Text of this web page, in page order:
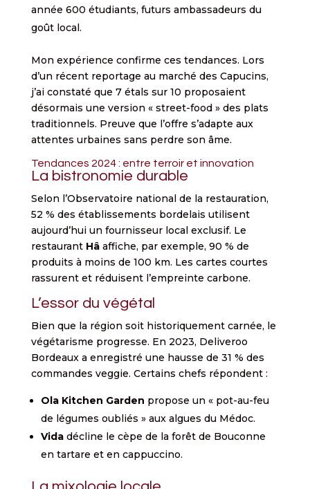
année 600 étudiants, futurs ambassadeurs du
goût local.
Mon expérience confirme ces tendances. Lors
d’un récent reportage au marché des Capucins,
j’ai constaté que 7 étals sur 10 proposaient
désormais une version « street-food » des plats
traditionnels. Preuve que l’offre s’adapte aux
attentes urbaines sans perdre son âme.
Tendances 2024 : entre terroir et innovation
La bistronomie durable
Selon l’Observatoire national de la restauration,
52 % des établissements bordelais utilisent
aujourd’hui un fournisseur local exclusif. Le
restaurant Hâaffiche, par exemple, 90 % de
produits à moins de 100 km. Les cartes courtes
rassurent et réduisent l’empreinte carbone.
L’essor du végétal
Bien que la région soit historiquement carnée, le
végétarisme progresse. En 2023, Deliveroo
Bordeaux a enregistré une hausse de 31 % des
commandes veggie. Certains chefs répondent :
Ola Kitchen Garden propose un « pot-au-feu
de légumes oubliés » aux algues du Médoc.
Vidadécline le cèpe de la forêt de Bouconne
en tartare et en cappuccino.